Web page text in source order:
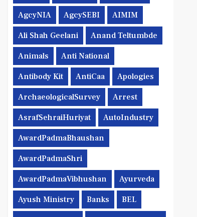
AgcyNIA AgcySEBI AIMIM
Ali Shah Geelani Anand Teltumbde
Animals Anti National
Antibody Kit AntiCaa Apologies
ArchaeologicalSurvey Arrest
AsrafSehraiHuriyat AutoIndustry
AwardPadmaBhaushan
AwardPadmaShri
AwardPadmaVibhushan Ayurveda
Ayush Ministry Banks BEL